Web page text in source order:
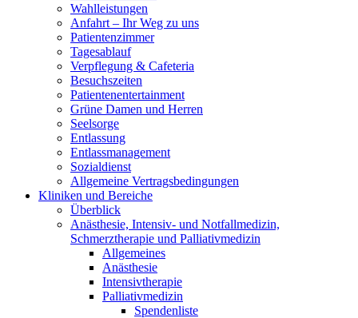
Wahlleistungen
Anfahrt – Ihr Weg zu uns
Patientenzimmer
Tagesablauf
Verpflegung & Cafeteria
Besuchszeiten
Patientenentertainment
Grüne Damen und Herren
Seelsorge
Entlassung
Entlassmanagement
Sozialdienst
Allgemeine Vertragsbedingungen
Kliniken und Bereiche
Überblick
Anästhesie, Intensiv- und Notfallmedizin,
Schmerztherapie und Palliativmedizin
Allgemeines
Anästhesie
Intensivtherapie
Palliativmedizin
Spendenliste